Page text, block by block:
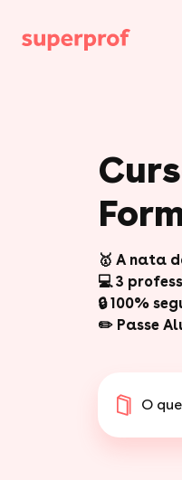
🥇 A nata
💻 3
🔒 100%
✏️ Passe
O